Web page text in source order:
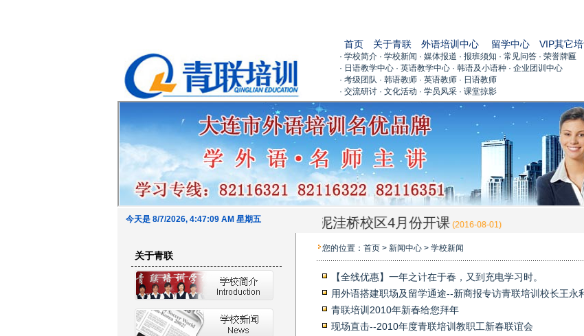
首页 关于青联 外语培训中心 留学中心 VIP其它培
· 学校简介 · 学校新闻 · 媒体报道 · 报班须知 · 常见问答 · 荣誉牌匾
· 日语教学中心 · 英语教学中心 · 韩语及小语种 · 企业团训中心
· 考级团队 · 韩语教师 · 英语教师 · 日语教师
· 交流研讨 · 文化活动 · 学员风采 · 课堂掠影
今天是 8/7/2026, 4:47:10 AM 星期五
高新园区分校4月份开课(2016-07-29 青泥洼桥校区4月份开课(2016-08-01)
您的位置： 首页 > 新闻中心 > 学校新闻
【全线优惠】一年之计在于春，又到充电学习时。
用外语搭建职场及留学通途--新商报专访青联培训校长王永
青联培训2010年新春给您拜年
现场直击--2010年度青联培训教职工新春联谊会